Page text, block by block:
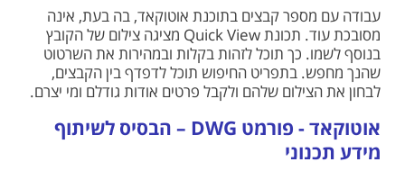
עבודה עם מספר קבצים בתוכנת אוטוקאד, בה בעת, אינה
מסובכת עוד. תכונת Quick View מציגה צילום של הקובץ
בנוסף לשמו. כך תוכל לזהות בקלות ובמהירות את השרטוט
שהנך מחפש. בתפריט החיפוש תוכל לדפדף בין הקבצים,
לבחון את הצילום שלהם ולקבל פרטים אודות גודלם ומי יצרם.
אוטוקאד - פורמט DWG – הבסיס לשיתוף
מידע תכנוני